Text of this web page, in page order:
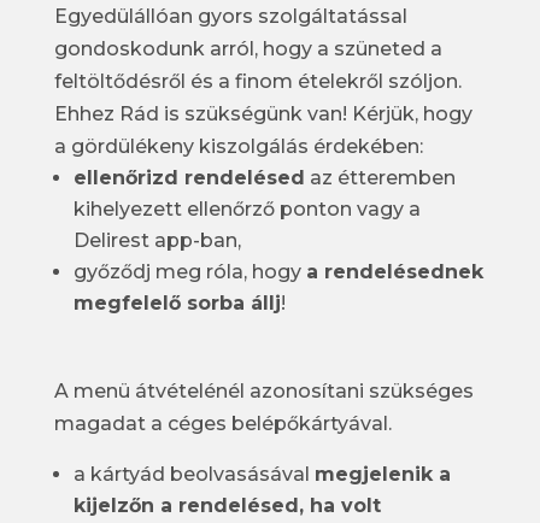
Egyedülállóan gyors szolgáltatással
gondoskodunk arról, hogy a szüneted a
feltöltődésről és a finom ételekről szóljon.
Ehhez Rád is szükségünk van! Kérjük, hogy
a gördülékeny kiszolgálás érdekében:
ellenőrizd rendelésed az étteremben
kihelyezett ellenőrző ponton vagy a
Delirest app-ban,
győződj meg róla, hogy a rendelésednek
megfelelő sorba állj!
A menü átvételénél azonosítani szükséges
magadat a céges belépőkártyával.
a kártyád beolvasásával megjelenik a
kijelzőn a rendelésed, ha volt